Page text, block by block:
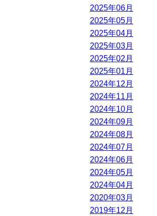
2025年06月
2025年05月
2025年04月
2025年03月
2025年02月
2025年01月
2024年12月
2024年11月
2024年10月
2024年09月
2024年08月
2024年07月
2024年06月
2024年05月
2024年04月
2020年03月
2019年12月